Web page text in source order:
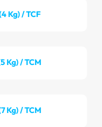
Kg) / TCF
Kg) / TCM
Kg) / TCM